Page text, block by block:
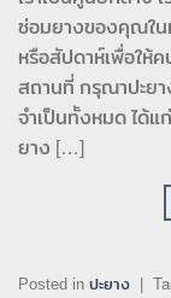
ซ่อมยางของคุณใน
หรือสัปดาห์เพื่อให้
สถานที่ กรุณาปะยา
จำเป็นทั้งหมด ได้
ยาง […]
Posted in ปะยาง